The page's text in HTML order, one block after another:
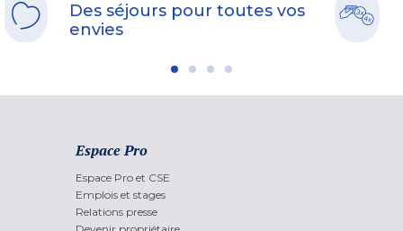
Des séjours pour toutes vos
envies
Espace Pro
Espace Pro et CSE
Emplois et stages
Relations presse